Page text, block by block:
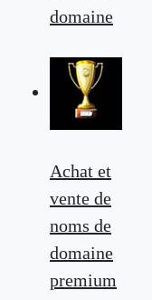
domaine
Achat et
vente de
noms de
domaine
premium